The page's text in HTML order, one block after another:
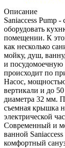
Описание
Saniaccess Pump
оборудовать
помещении. К
как несколько
мойку, душ,
и посудомоечную
происходит по
Насос,
вертикали и до
диаметра 32 мм.
съемная крышка
электрической
Современный и
ванной
комфортный